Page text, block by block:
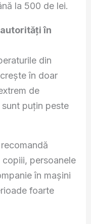
la 500 de lei.
în
din
în doar
de
puțin peste
persoanele
în mașini
foarte